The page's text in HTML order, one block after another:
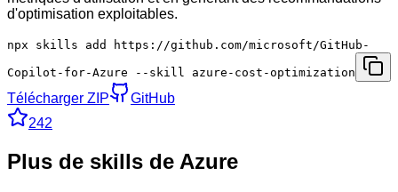
d'optimisation exploitables.
npx skills add https://github.com/microsoft/GitHub-
Copilot-for-Azure --skill azure-cost-optimization
Télécharger ZIP
GitHub
242
Plus de skills de Azure